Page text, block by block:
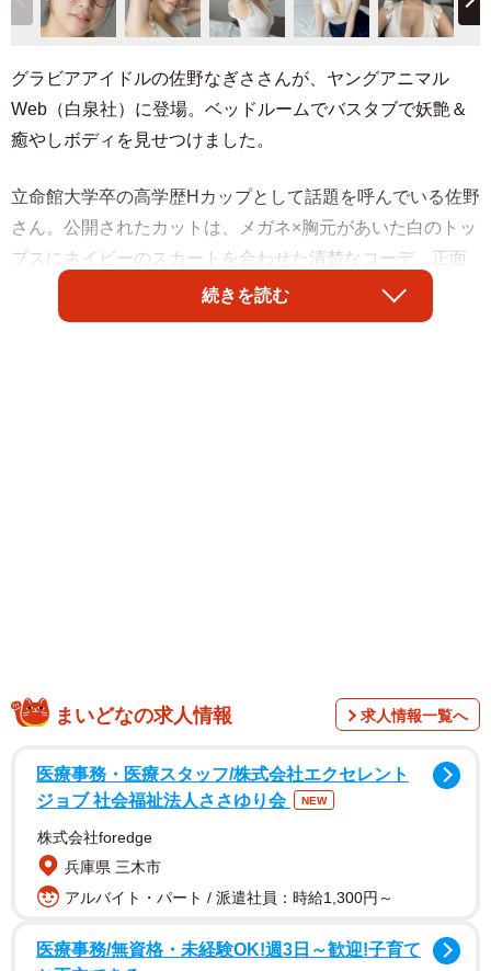
グラビアアイドルの佐野なぎささんが、ヤングアニマル
Web（白泉社）に登場。ベッドルームでバスタブで妖艶＆
癒やしボディを見せつけました。
立命館大学卒の高学歴Hカップとして話題を呼んでいる佐野
さん。公開されたカットは、メガネ×胸元があいた白のトッ
プスにネイビーのスカートを合わせた清楚なコーデ。正面
と横からカットが公開されました。腕を上げたポーズでは
真っ白な脇を見せつけるとともに、豊満すぎるバストとボ
続きを読む
まいどなの求人情報 求人情報一覧へ
医療事務・医療スタッフ/株式会社エクセレント
ジョブ 社会福祉法人ささゆり会
NEW
株式会社foredge
兵庫県 三木市
アルバイト・パート / 派遣社員：時給1,300円～
医療事務/無資格・未経験OK!週3日～歓迎!子育て